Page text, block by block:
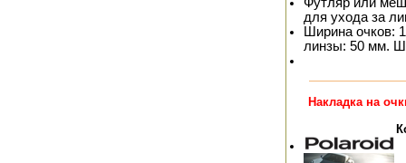
для ухода за
Ширина очков:
линзы: 50 мм.
Накладка на